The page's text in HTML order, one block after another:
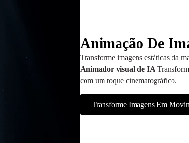
Animação De
Transforme imagens estáticas da
Animador visual de IA
com um toque cinematográfico.
Transforme Imagens Em